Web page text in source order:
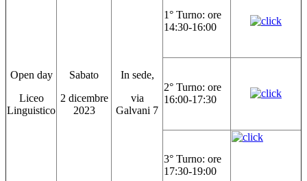
Open day
Liceo
Linguistico
Sabato
2 dicembre
2023
In sede,
via
Galvani 7
1° Turno: ore
14:30-16:00
2° Turno: ore
16:00-17:30
3° Turno: ore
17:30-19:00